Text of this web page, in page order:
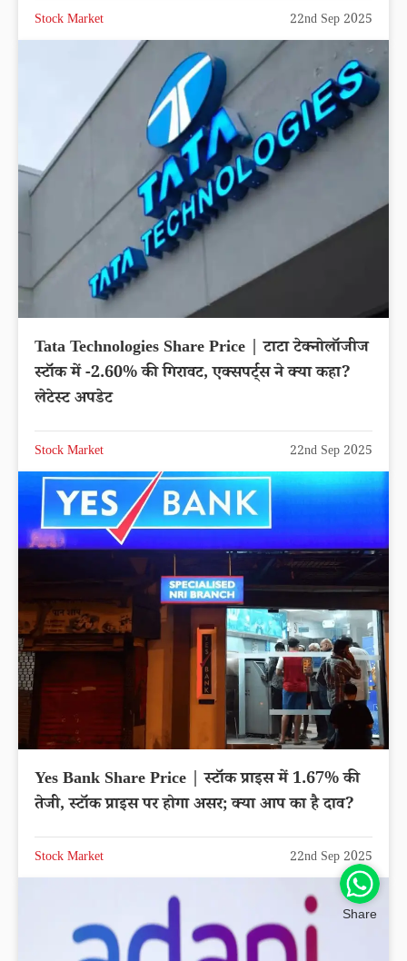
Stock Market 22nd Sep 2025
Tata Technologies Share Price | टाटा टेक्नोलॉजीज
स्टॉक में -2.60% की गिरावट, एक्सपर्ट्स ने क्या कहा?
लेटेस्ट अपडेट
Stock Market 22nd Sep 2025
Yes Bank Share Price | स्टॉक प्राइस में 1.67% की
तेजी, स्टॉक प्राइस पर होगा असर; क्या आप का है दाव?
Stock Market 22nd Sep 2025
Share